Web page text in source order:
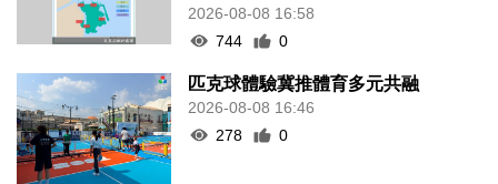
2026-08-08 16:58
744
0
匹克球體驗冀推體育多元共融
2026-08-08 16:46
278
0